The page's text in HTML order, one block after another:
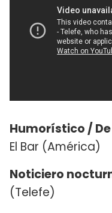
Humorístico /
El Bar (América)
Noticiero
(Telefe)